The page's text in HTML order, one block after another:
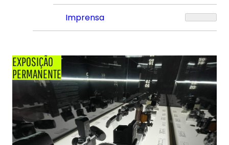
Imprensa
EXPOSIÇÃO
PERMANENTE